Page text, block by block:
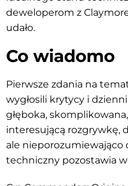
deweloperom z
udało.
Co wiadomo
Pierwsze zdania na
wygłosili krytycy i
głęboka,
interesującą rozgrywkę,
ale nieporozumiewająco
techniczny pozostawia